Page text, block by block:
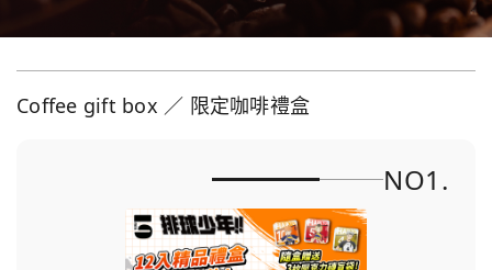
Coffee gift box ／ 限定咖啡禮盒
NO1.